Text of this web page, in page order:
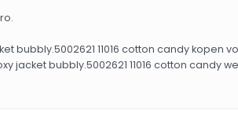
bubbly.5002621 11016 cotton candy kopen
jacket bubbly.5002621 11016 cotton candy